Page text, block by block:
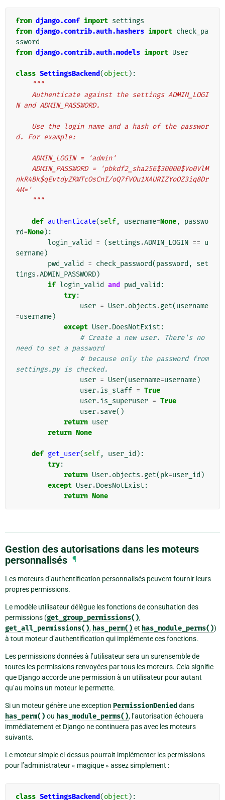
from django.conf import settings
from django.contrib.auth.hashers import check_pa
ssword
from django.contrib.auth.models import User
class SettingsBackend(object ):
"""
N and ADMIN_PASSWORD.
d. For example:
    ADMIN_LOGIN = 'admin'
nkR4Bk$qEvtdyZRWTcOsCnI/oQ7fVOu1XAURIZYoOZ3iq8Dr
4M='
    """
def authenticate(self, username=None,
passwo
rd=None):
login_valid
= (settings .ADMIN_LOGIN == u
sername)
pwd_valid
= check_password(password ,
set
tings .ADMIN_PASSWORD)
if login_valid and pwd_valid :
try:
user = User.objects .get(username
=username)
except User.DoesNotExist :
# Create a new user. There's no
need to set a password
# because only the password from
settings.py is checked.
user = User(username=username)
user.is_staff = True
user.is_superuser = True
user.save()
return user
return None
def get_user(self, user_id ):
try:
return User.objects .get(pk=user_id )
except User.DoesNotExist :
return None
Gestion des autorisations dans les moteurs
personnalisés ¶
Les moteurs d’authentification personnalisés peuvent fournir leurs
propres permissions.
Le modèle utilisateur délègue les fonctions de consultation des
permissions (get_group_permissions(),
get_all_permissions(), has_perm() et has_module_perms())
à tout moteur d’authentification qui implémente ces fonctions.
Les permissions données à l’utilisateur sera un surensemble de
toutes les permissions renvoyées par tous les moteurs. Cela signifie
que Django accorde une permission à un utilisateur pour autant
qu’au moins un moteur le permette.
Si un moteur génère une exception PermissionDenied dans
has_perm() ou has_module_perms(), l’autorisation échouera
immédiatement et Django ne continuera pas avec les moteurs
suivants.
Le moteur simple ci-dessus pourrait implémenter les permissions
pour l’administrateur « magique » assez simplement :
class SettingsBackend(object ):